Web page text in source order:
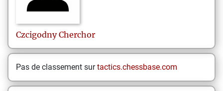
Czcigodny Cherchor
Pas de classement surtactics.chessbase.com